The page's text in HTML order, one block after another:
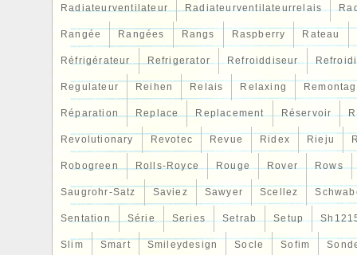
Radiateurventilateur Radiateurventilateurrelais
Rangée Rangées Rangs Raspberry Rateau
Réfrigérateur Refrigerator Refroiddiseur Refroidi
Regulateur Reihen Relais Relaxing
Réparation Replace Replacement Réservoir
Revolutionary Revotec Revue Ridex Rieju
Robogreen Rolls-Royce Rouge Rover Rows
Saugrohr-Satz Saviez Sawyer Scellez
Sentation Série Series Setrab Setup
Slim Smart Smileydesign Socle Sofim